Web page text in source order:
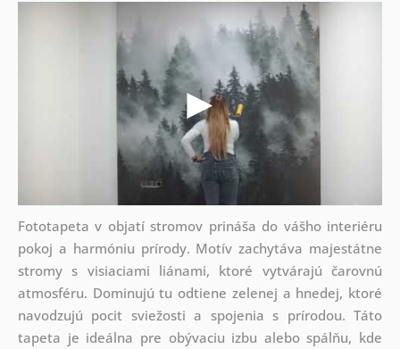
Fototapeta v objatí stromov prináša do vášho interiéru
pokoj a harmóniu prírody. Motív zachytáva majestátne
stromy s visiaciami liánami, ktoré vytvárajú čarovnú
atmosféru. Dominujú tu odtiene zelenej a hnedej, ktoré
navodzujú pocit sviežosti a spojenia s prírodou. Táto
tapeta je ideálna pre obývaciu izbu alebo spálňu, kde